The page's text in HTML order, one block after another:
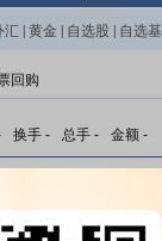
汇 黄金 自选股 自选
回购
换手 - 总手 - 金额 -
股东大会